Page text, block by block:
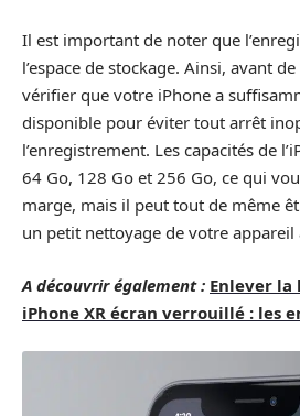
Il est important de noter que
l’espace de stockage. Ainsi, avant
vérifier que votre iPhone a
disponible pour éviter tout arrêt
l’enregistrement. Les capacités de
64 Go, 128 Go et 256 Go, ce qui
marge, mais il peut tout de même
un petit nettoyage de votre appareil
A découvrir également : Enlever la
iPhone XR écran verrouillé : les